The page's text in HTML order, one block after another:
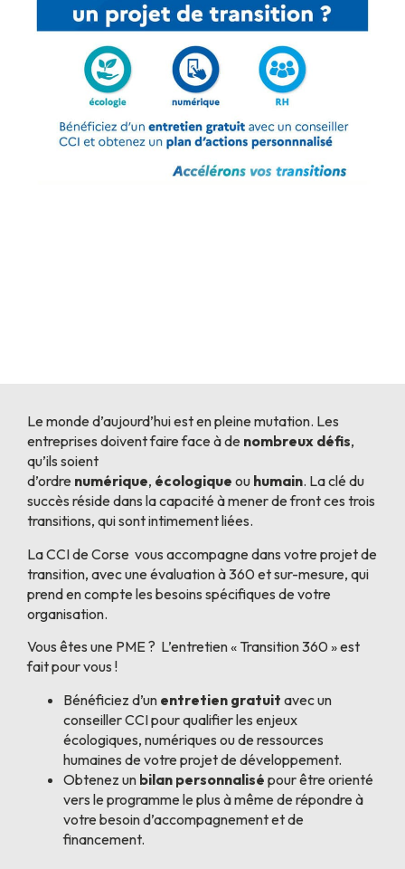
Le monde d’aujourd’hui est en pleine mutation. Les
entreprises doivent faire face à de nombreux défis,
qu’ils soient
d’ordre numérique, écologique ou humain. La clé du
succès réside dans la capacité à mener de front ces trois
transitions, qui sont intimement liées.
La CCI de Corse vous accompagne dans votre projet de
transition, avec une évaluation à 360 et sur-mesure, qui
prend en compte les besoins spécifiques de votre
organisation.
Vous êtes une PME ? L’entretien « Transition 360 » est
fait pour vous !
Bénéficiez d’un entretien gratuit avec un
conseiller CCI pour qualifier les enjeux
écologiques, numériques ou de ressources
humaines de votre projet de développement.
Obtenez un bilan personnalisé pour être orienté
vers le programme le plus à même de répondre à
votre besoin d’accompagnement et de
financement.